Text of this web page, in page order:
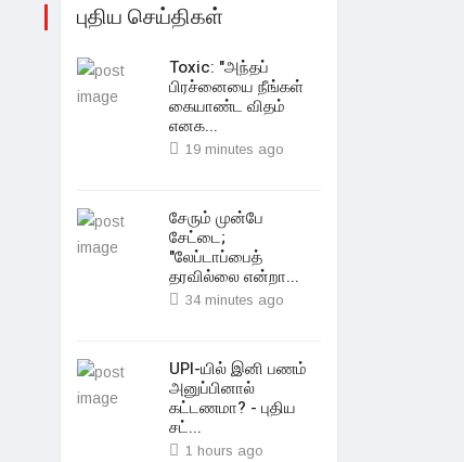
புதிய செய்திகள்
Toxic: "அந்தப்
பிரச்னையை நீங்கள்
கையாண்ட விதம்
எனக...
19 minutes ago
சேரும் முன்பே
சேட்டை;
"லேப்டாப்பைத்
தரவில்லை என்றா...
34 minutes ago
UPI-யில் இனி பணம்
அனுப்பினால்
கட்டணமா? - புதிய
சட்...
1 hours ago